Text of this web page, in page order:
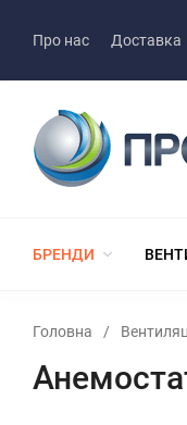
Про нас Доставка
БРЕНДИ
Головна /